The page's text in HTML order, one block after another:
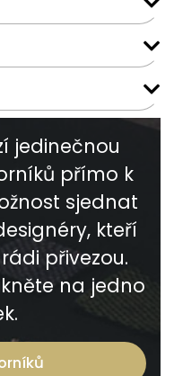
jedinečnou
přímo k
sjednat
kteří
přivezou.
na jedno